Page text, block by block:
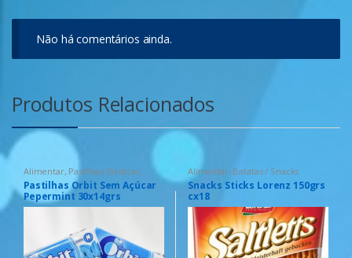
Não há comentários ainda.
Produtos Relacionados
Alimentar, Pastilhas Elásticas
Pastilhas Orbit Sem Açúcar
Pepermint 30x14grs
Alimentar, Batatas / Snacks
Snacks Sticks Lorenz 150grs
cx18